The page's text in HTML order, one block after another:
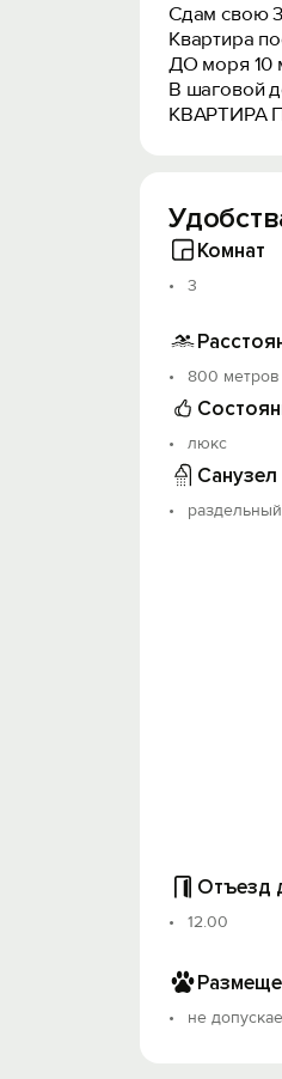
Сдам свою
Квартира
ДО моря 10
В шаговой
КВАРТИРА
Комнат
3
800 метров
люкс
Санузел
раздельный
Отъезд
12.00
не